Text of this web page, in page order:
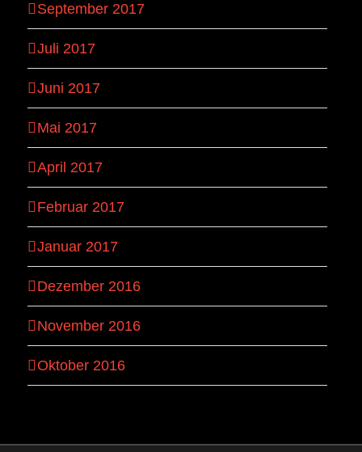
September 2017
Juli 2017
Juni 2017
Mai 2017
April 2017
Februar 2017
Januar 2017
Dezember 2016
November 2016
Oktober 2016